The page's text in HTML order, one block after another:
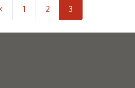
1 2 3